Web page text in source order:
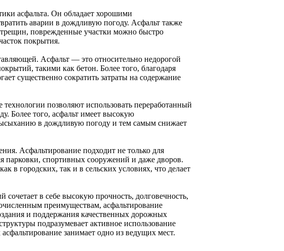
асфальта. Он обладает хорошими
аварии в дождливую погоду. Асфальт также
трещин, поврежденные участки можно быстро
покрытия.
Асфальт — это относительно недорогой
такими как бетон. Более того, благодаря
существенно сократить затраты на содержание
позволяют использовать переработанный
Более того, асфальт имеет высокую
в дождливую погоду и тем самым снижает
Асфальтирование подходит не только для
парковки, спортивных сооружений и даже дворов.
в городских, так и в сельских условиях, что делает
в себе высокую прочность, долговечность,
преимуществам, асфальтирование
и поддержания качественных дорожных
подразумевает активное использование
занимает одно из ведущих мест.